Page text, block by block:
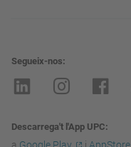
Segueix-nos
Descarrega't l'App UPC